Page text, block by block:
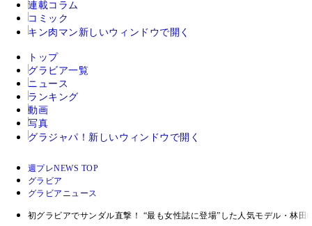
連載コラム
コミック
キン肉マン 新しいウィンドウで開く
トップ
グラビア一覧
ニュース
ランキング
動画
写真
グラジャパ！ 新しいウィンドウで開く
週プレNEWS TOP
グラビア
グラビアニュース
初グラビアでサンダル直撃！ “最も女性誌に登場”した人気モデル・林田